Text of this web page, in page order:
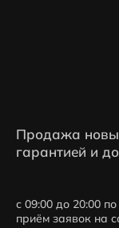
Продажа
гарантией и
с 09:00 до 20:00
приём заявок на